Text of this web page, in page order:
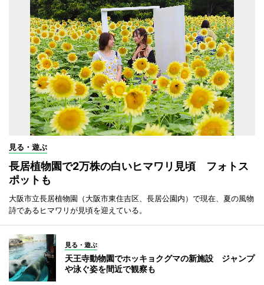
見る・遊ぶ
長居植物園で2万株の白いヒマワリ見頃 フォトス
ポットも
大阪市立長居植物園（大阪市東住吉区、長居公園内）で現在、夏の風物
詩であるヒマワリが見頃を迎えている。
見る・遊ぶ
天王寺動物園でホッキョクグマの新施設 ジャンプ
や泳ぐ姿を間近で観察も